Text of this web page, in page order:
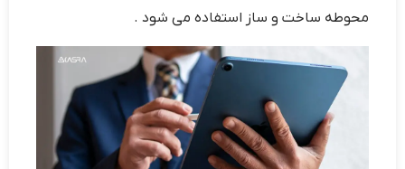
محوطه ساخت و ساز استفاده می شود .